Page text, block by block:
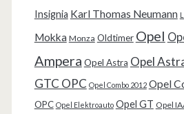
Insignia Karl Thomas Neumann
Mokka Monza Oldtimer Opel
Ampera Opel Astra Opel
GTC OPC Opel Combo 2012 Opel
OPC Opel Elektroauto Opel GT Opel